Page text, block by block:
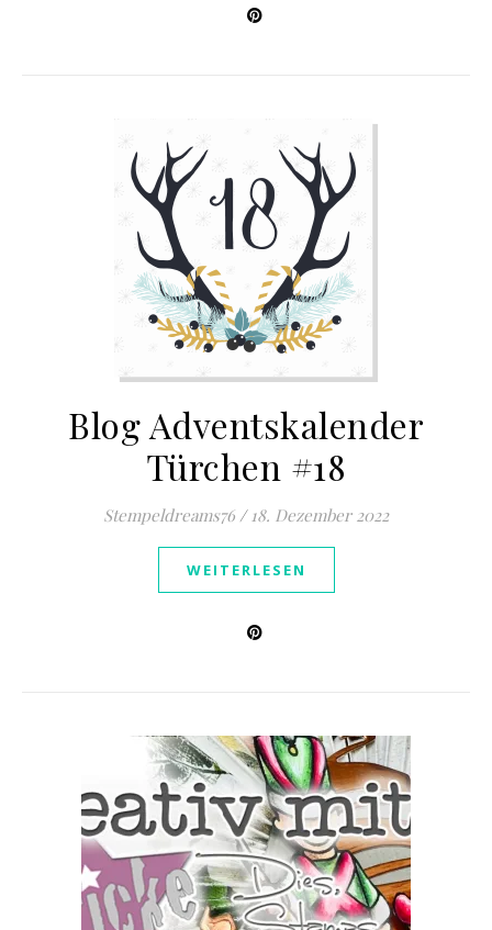
Blog Adventskalender
Türchen #18
Stempeldreams76 / 18. Dezember 2022
WEITERLESEN